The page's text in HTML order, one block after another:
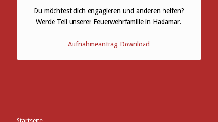
Du möchtest dich engagieren und anderen helfen?
Werde Teil unserer Feuerwehrfamilie in Hadamar.
Aufnahmeantrag Download
Startseite